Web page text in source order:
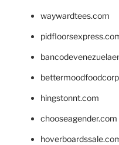
waywardtees.com
hingstonnt.com
chooseagender.com